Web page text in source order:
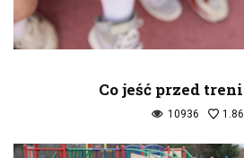
Co jeść przed
10936